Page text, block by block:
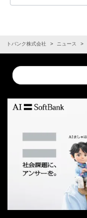
フトバンク株式会社 ニュース
Conduct
a